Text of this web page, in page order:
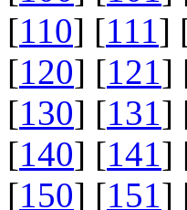
[110] [111]
[120] [121]
[130] [131]
[140] [141]
[150] [151]